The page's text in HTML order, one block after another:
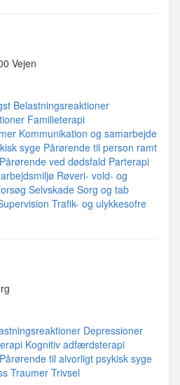
Vejen
Belastningsreaktioner
Familieterapi
Kommunikation og samarbejde
syge Pårørende til person ramt
Pårørende ved dødsfald Parterapi
Røveri- vold- og
Selvskade Sorg og tab
Trafik- og ulykkesofre
Depressioner
Kognitiv adfærdsterapi
Pårørende til alvorligt psykisk syge
Traumer Trivsel